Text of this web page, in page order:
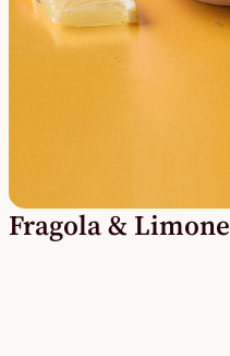
Fragola & Limone